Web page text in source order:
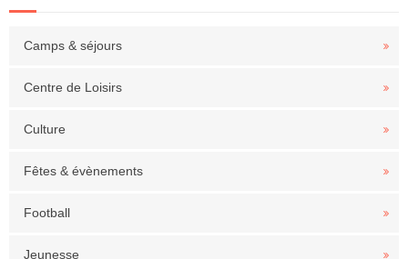
Camps & séjours
Centre de Loisirs
Culture
Fêtes & évènements
Football
Jeunesse